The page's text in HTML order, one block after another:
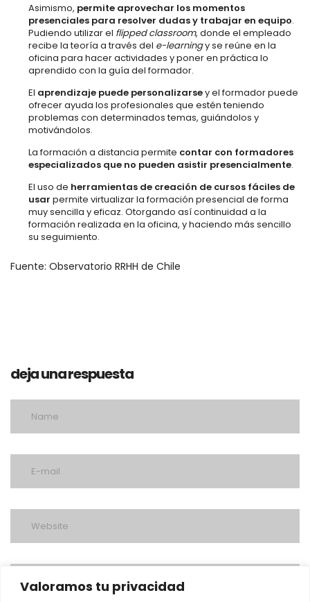
Valoramos tu privacidad
Asimismo, permite aprovechar los momentos
presenciales para resolver dudas y trabajar en equipo.
Pudiendo utilizar el flipped classroom, donde el empleado
recibe la teoría a través del e-learningy se reúne en la
oficina para hacer actividades y poner en práctica lo
aprendido con la guía del formador.
El aprendizaje puede personalizarsey el formador puede
ofrecer ayuda los profesionales que estén teniendo
problemas con determinados temas, guiándolos y
motivándolos.
La formación a distancia permite contar con formadores
especializados que no pueden asistir presencialmente.
El uso de herramientas de creación de cursos fáciles de
usar permite virtualizar la formación presencial de forma
muy sencilla y eficaz. Otorgando así continuidad a la
formación realizada en la oficina, y haciendo más sencillo
su seguimiento.
Fuente: Observatorio RRHH de Chile
deja una respuesta